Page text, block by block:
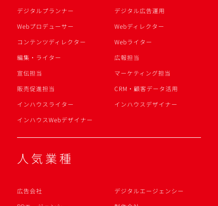
デジタルプランナー
デジタル広告運用
Webプロデューサー
Webディレクター
コンテンツディレクター
Webライター
編集・ライター
広報担当
宣伝担当
マーケティング担当
販売促進担当
CRM・顧客データ活用
インハウスライター
インハウスデザイナー
インハウスWebデザイナー
人気業種
広告会社
デジタルエージェンシー